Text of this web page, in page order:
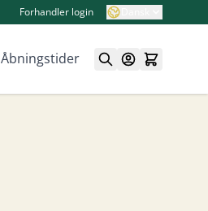
Forhandler login
Åbningstider